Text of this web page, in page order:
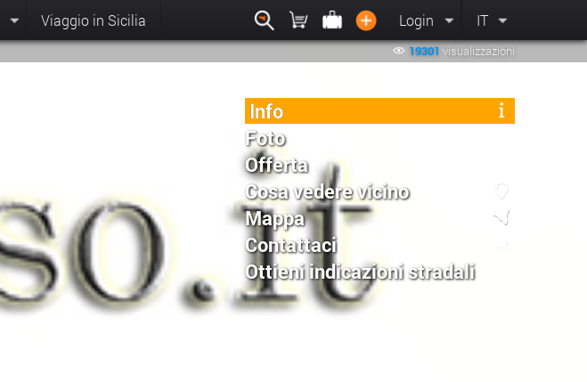
Viaggio in Sicilia Login IT
19301 visualizzazioni
Info
Foto
Offerta
Cosa vedere vicino
Mappa
Contattaci
Ottieni indicazioni stradali